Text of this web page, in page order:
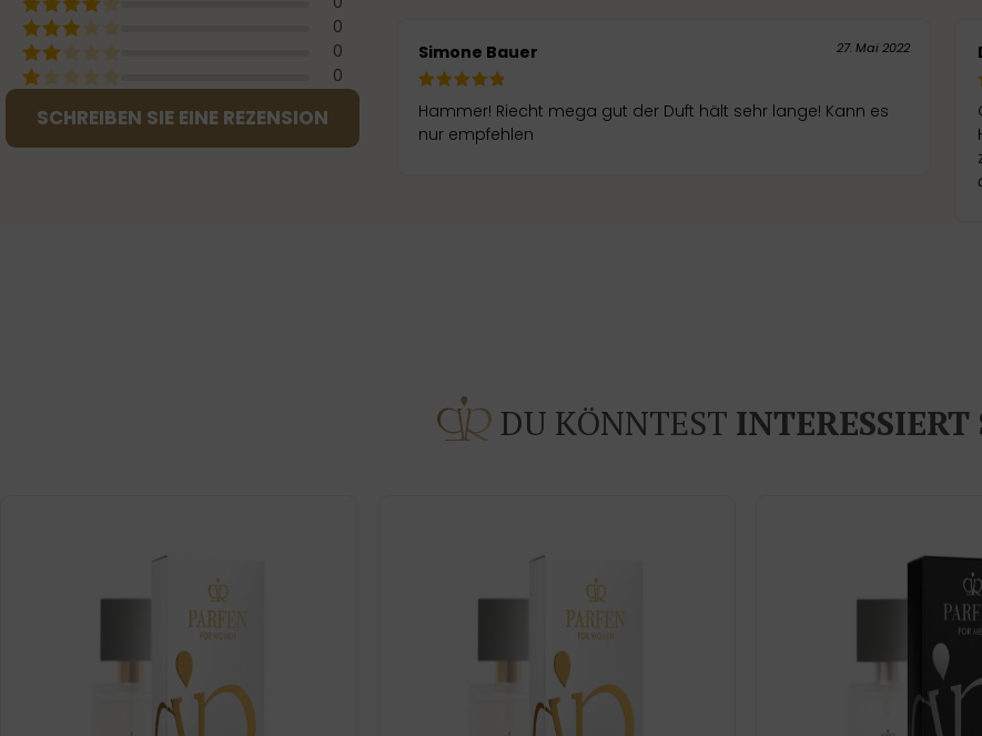
0
0
0
SCHREIBEN SIE EINE REZENSION
Simone Bauer 27. Mai 2022
Hammer! Riecht mega gut der Duft hält sehr lange! Kann es
nur empfehlen
DU KÖNNTEST INTERESSIERT